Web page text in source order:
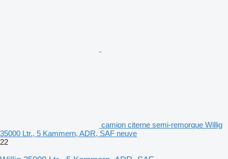
camion citerne semi-remorque Willig
35000 Ltr., 5 Kammern, ADR, SAF neuve
22